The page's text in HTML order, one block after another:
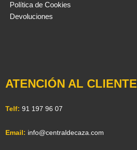
Política de Cookies
Devoluciones
ATENCIÓN AL CLIENTE
Telf: 91 197 96 07
Email: info@centraldecaza.com